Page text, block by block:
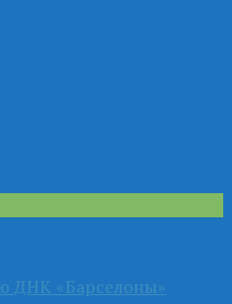
ДНК «Барселоны»